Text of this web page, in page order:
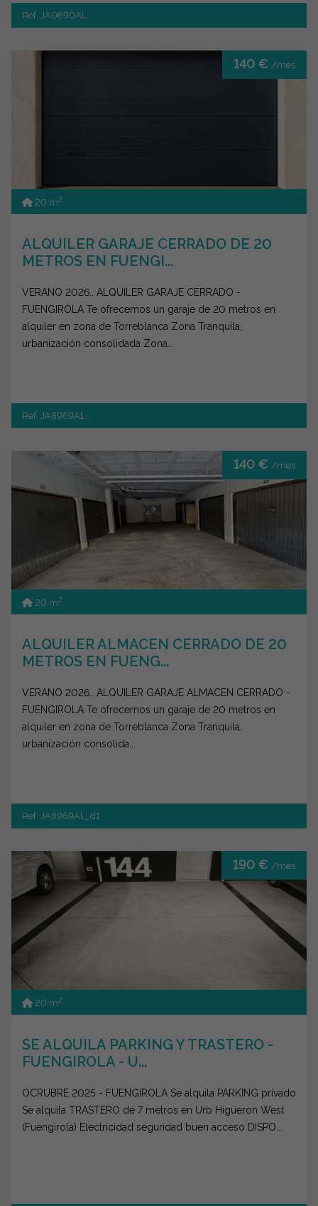
Ref. JA0690AL
140 € /mes
20 m2
ALQUILER GARAJE CERRADO DE 20
METROS EN FUENGI...
VERANO 2026.. ALQUILER GARAJE CERRADO -
FUENGIROLA Te ofrecemos un garaje de 20 metros en
alquiler en zona de Torreblanca Zona Tranquila,
urbanización consolidada Zona...
Ref. JA8969AL
140 € /mes
20 m2
ALQUILER ALMACEN CERRADO DE 20
METROS EN FUENG...
VERANO 2026.. ALQUILER GARAJE ALMACEN CERRADO -
FUENGIROLA Te ofrecemos un garaje de 20 metros en
alquiler en zona de Torreblanca Zona Tranquila,
urbanización consolida...
Ref. JA8969AL_d1
190 € /mes
20 m2
SE ALQUILA PARKING Y TRASTERO -
FUENGIROLA - U...
OCRUBRE 2025 - FUENGIROLA Se alquila PARKING privado
Se alquila TRASTERO de 7 metros en Urb Higueron West
(Fuengirola) Electricidad seguridad buen acceso DISPO...